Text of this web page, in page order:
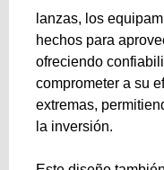
lanzas, los
hechos para
ofreciendo
comprometer a su
extremas,
la inversión.